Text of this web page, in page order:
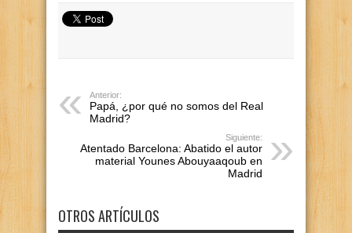
Anterior:
Papá, ¿por qué no somos del Real
Madrid?
Siguiente:
Atentado Barcelona: Abatido el autor
material Younes Abouyaaqoub en
Madrid
OTROS ARTÍCULOS